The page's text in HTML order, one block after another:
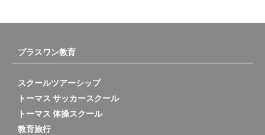
プラスワン教育
スクールツアーシップ
トーマス サッカースクール
トーマス 体操スクール
教育旅行